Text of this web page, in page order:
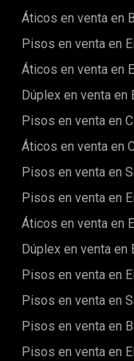
boutiques de lujo,
culturales como la
ofrece una
conexión con el
comodidades
corazón del distrito
Áticos en venta en
Pisos en venta en
Áticos en venta en
Dúplex en venta en
Pisos en venta en
Áticos en venta en
Pisos en venta en
Pisos en venta en
Áticos en venta en
Dúplex en venta en
Pisos en venta en
Pisos en venta en
Pisos en venta en
Pisos en venta en